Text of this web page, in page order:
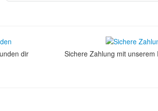
dir
Sichere Zahlung mit unserem